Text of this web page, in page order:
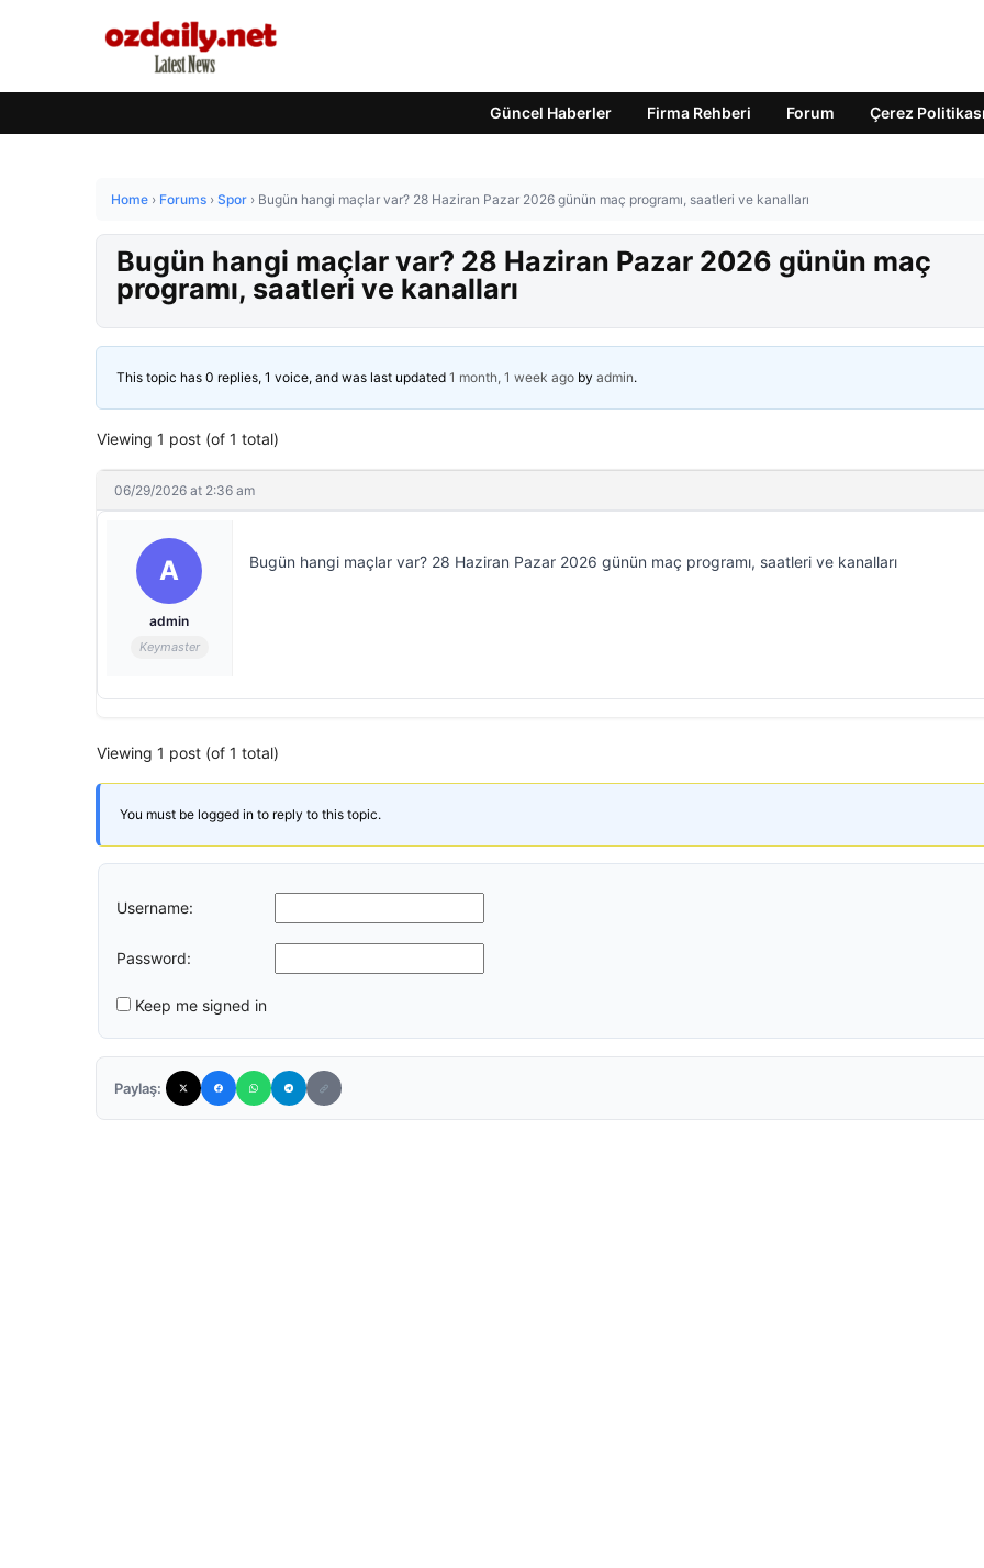
Güncel Haberler Firma Rehberi Forum Çerez Politikası
Home › Forums › Spor › Bugün hangi maçlar var? 28 Haziran Pazar 2026 günün maç programı, saatleri ve kanalları
Bugün hangi maçlar var? 28 Haziran Pazar 2026 günün maç
programı, saatleri ve kanalları
This topic has 0 replies, 1 voice, and was last updated 1 month, 1 week ago by admin.
Viewing 1 post (of 1 total)
06/29/2026 at 2:36 am
A
admin
Keymaster
Bugün hangi maçlar var? 28 Haziran Pazar 2026 günün maç programı, saatleri ve kanalları
Viewing 1 post (of 1 total)
You must be logged in to reply to this topic.
Username:
Password:
Keep me signed in
Paylaş: